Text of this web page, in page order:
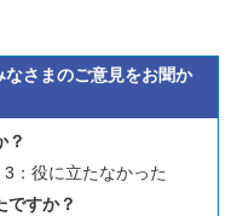
さまのご意見をお聞か
？
3：役に立たなかった
ですか？